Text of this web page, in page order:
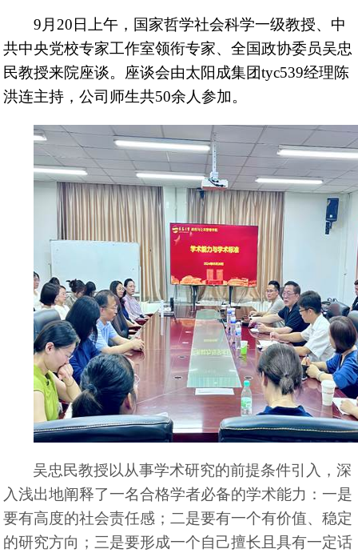
9 月 20 日上午，国家哲学社会科学一级教授、中
共中央党校专家工作室领衔专家、全国政协委员吴忠
民教授来院座谈。座谈会由太阳成集团tyc539经理陈
洪连主持，公司师生共50余人参加。
吴忠民教授以从事学术研究的前提条件引入，深
入浅出地阐释了一名合格学者必备的学术能力：一是
要有高度的社会责任感；二是要有一个有价值、稳定
的研究方向；三是要形成一个自己擅长且具有一定话